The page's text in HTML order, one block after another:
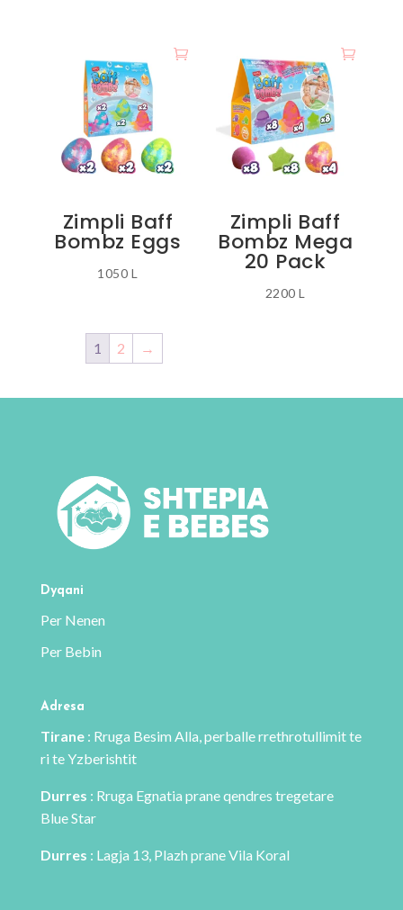
Zimpli Baff
Bombz Eggs
1050 L
Zimpli Baff
Bombz Mega
20 Pack
2200L
1 2 →
Dyqani
Per Nenen
Per Bebin
Adresa
Tirane : Rruga Besim Alla, perballe rrethrotullimit te
ri te Yzberishtit
Durres : Rruga Egnatia prane qendres tregetare
Blue Star
Durres : Lagja 13, Plazh prane Vila Koral